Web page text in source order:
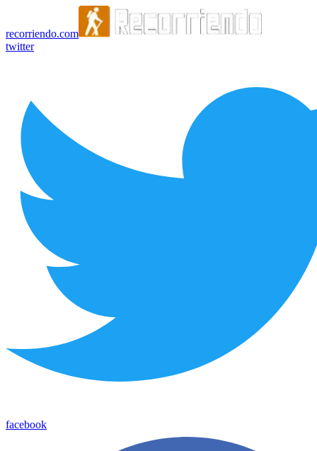
recorriendo.com
twitter
facebook